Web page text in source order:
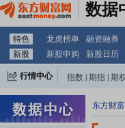
数据
特色 龙虎榜单 融资融券
新股
新股申购 新股日历
行情中心 指数 期指 期
东方财